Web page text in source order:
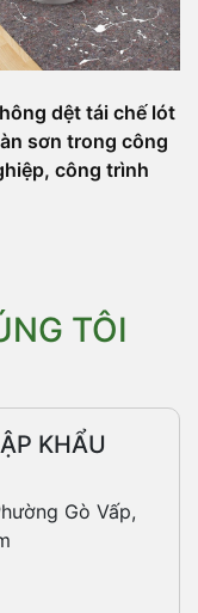
dệt tái chế lót
sơn trong công
công trình
TÔI
KHẨU
Gò Vấp,